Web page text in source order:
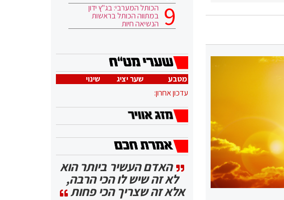
הכותל המערבי: בג"ץ ידון
במתווה הכותל בראשות
הנשיאה חיות
מטבע שער יציג
שינוי
עדכון אחרון:
האדם העשיר ביותר הוא
לא זה שיש לו הכי הרבה,
אלא זה שצריך הכי פחות